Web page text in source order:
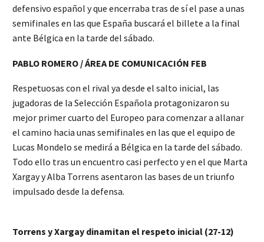
defensivo español y que encerraba tras de sí el pase a unas
semifinales en las que España buscará el billete a la final
ante Bélgica en la tarde del sábado.
PABLO ROMERO / ÁREA DE COMUNICACIÓN FEB
Respetuosas con el rival ya desde el salto inicial, las
jugadoras de la Selección Española protagonizaron su
mejor primer cuarto del Europeo para comenzar a allanar
el camino hacia unas semifinales en las que el equipo de
Lucas Mondelo se medirá a Bélgica en la tarde del sábado.
Todo ello tras un encuentro casi perfecto y en el que Marta
Xargay y Alba Torrens asentaron las bases de un triunfo
impulsado desde la defensa.
Torrens y Xargay dinamitan el respeto inicial (27-12)